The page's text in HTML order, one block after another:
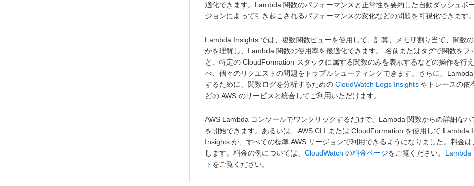
適化できます。Lambda 関数のパフォーマンスと正常性を要約した自動ダッシュボ
ジョンによって引き起こされるパフォーマンスの変化などの問題を可視化できます。
Lambda Insights では、複数関数ビューを使用して、計算、メモリ割り当て、関数
かを理解し、Lambda 関数の使用率を最適化できます。 名前またはタグで関数を
と、特定の CloudFormation スタックに属する関数のみを表示するなどの操作を行
べ、個々のリクエストの問題をトラブルシューティングできます。さらに、
するために、関数ログを分析するための CloudWatch Logs Insights やトレースの依
どの AWS のサービスと統合してご利用いただけます。
AWS Lambda コンソールでワンクリックするだけで、Lambda 関数からの詳細な
を開始できます。あるいは、AWS CLI または CloudFormation を使用して
Insights が、すべての標準 AWS リージョンで利用できるようになりました。料金
します。料金の例については、 CloudWatch の料金ページをご覧ください。 Lambda
ト をご覧ください。